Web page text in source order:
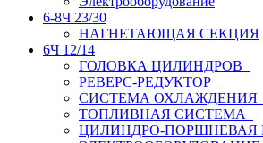
6-8Ч 23/30
НАГНЕТАЮЩАЯ СЕКЦИЯ
6Ч 12/14
ГОЛОВКА ЦИЛИНДРОВ
РЕВЕРС-РЕДУКТОР
СИСТЕМА ОХЛАЖДЕНИЯ
ТОПЛИВНАЯ СИСТЕМА
ЦИЛИНДРО-ПОРШНЕВАЯ